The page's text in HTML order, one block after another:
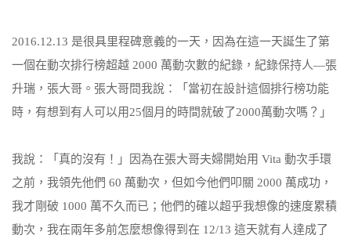
2016.12.13 是很具里程碑意義的一天，因為在這一天誕生了第
一個在動次排行榜超越 2000 萬動次數的紀錄，紀錄保持人—張
升瑞，張大哥。張大哥問我說：「當初在設計這個排行榜功能
時，有想到有人可以用25個月的時間就破了2000萬動次嗎？」
我說：「真的沒有！」因為在張大哥夫婦開始用 Vita 動次手環
之前，我領先他們 60 萬動次，但如今他們叩關 2000 萬成功，
我才剛破 1000 萬不久而已；他們的確以超乎我想像的速度累積
動次，我在兩年多前怎麼想像得到在 12/13 這天就有人達成了